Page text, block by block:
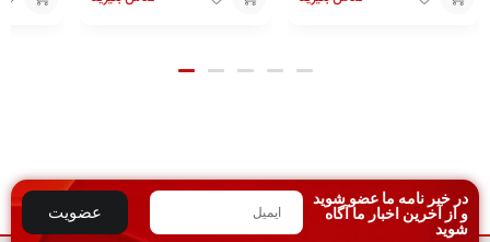
به
عضویت
در خبر نامه ما عضو شوید
و از آخرین اخبار ما آگاه
شوید